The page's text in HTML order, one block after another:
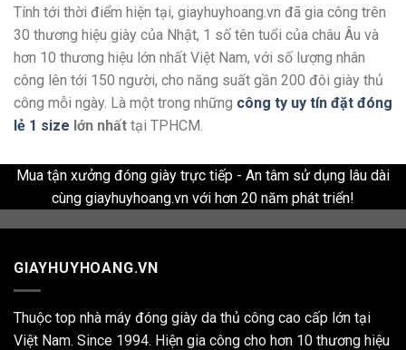
Tính tới thời điểm hiện tại, giayhuyhoang.vn đã gia công trên
30 thương hiệu giày của Nhật, 1 số tên tuổi của châu Âu và
hơn 10 thương hiệu lớn nhất Việt Nam, với số lượng nhân
công lên tới 150 người, cho năng suất gần 200 đôi giày thủ
công mỗi ngày. Là một trong những công ty uy tín đặt đóng
lẻ 1 size lớn nhất tại TPHCM.
Mua tận xưởng đóng giày trực tiếp - An tâm sử dụng lâu dài
cùng giayhuyhoang.vn với hơn 20 năm phát triển!
GIAYHUYHOANG.VN
Thuộc top nhà máy đóng giày da thủ công cao cấp lớn tại
Việt Nam. Since 1994. Hiện gia công cho hơn 10 thương hiệu